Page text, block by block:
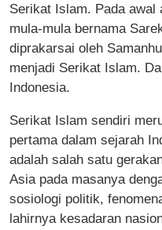
Serikat Islam. Pada awal
mula-mula bernama
diprakarsai oleh
menjadi Serikat Islam.
Indonesia.
Serikat Islam sendiri
pertama dalam sejarah
adalah salah satu
Asia pada masanya
sosiologi politik,
lahirnya kesadaran